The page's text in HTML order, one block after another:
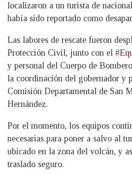
localizaron a un turista de
había sido reportado como
Las labores de rescate fueron
Protección Civil, junto con el
y personal del Cuerpo de
la coordinación del gobernador y
Comisión Departamental de San
Hernández.
Por el momento, los equipos
necesarias para poner a salvo al
ubicado en la zona del volcán, y
traslado seguro.